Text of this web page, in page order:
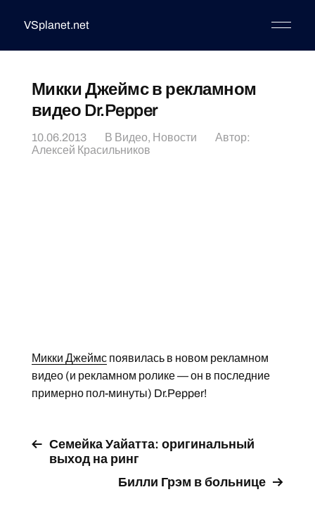
VSplanet.net
Микки Джеймс в рекламном
видео Dr.Pepper
10.06.2013 В Видео, Новости
Автор:
Алексей Красильников
Микки Джеймспоявилась в новом рекламном
видео (и рекламном ролике — он в последние
примерно пол-минуты) Dr.Pepper!
Семейка Уайатта: оригинальный
выход на ринг
Билли Грэм в больнице